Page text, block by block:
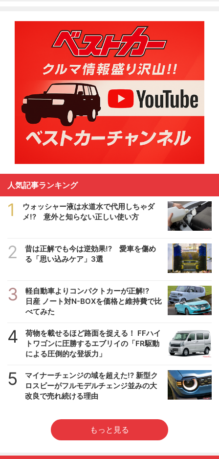
人気記事ランキング
1
ウォッシャー液は水道水で代用しちゃダ
メ!? 意外と知らない正しい使い方
2
昔は正解でも今は逆効果!? 愛車を傷め
る「思い込みケア」3選
3
軽自動車よりコンパクトカーが正解!?
日産 ノート対N-BOXを価格と維持費で比
べてみた
4
荷物を載せるほど路面を捉える！ FFハイ
トワゴンに圧勝するエブリイの「FR駆動
による圧倒的な登坂力」
5
マイナーチェンジの域を超えた!? 新型ク
ロスビーがフルモデルチェンジ並みの大
改良で売れ続ける理由
もっと見る